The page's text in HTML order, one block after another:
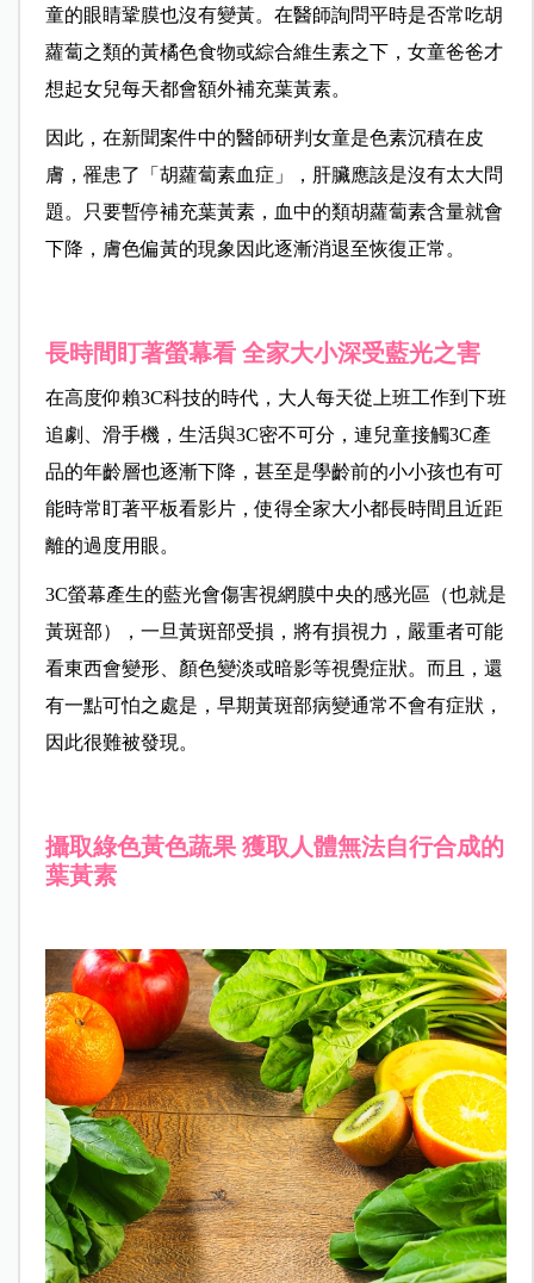
童的眼睛鞏膜也沒有變黃。在醫師詢問平時是否常吃胡
蘿蔔之類的黃橘色食物或綜合維生素之下，女童爸爸才
想起女兒每天都會額外補充葉黃素。
因此，在新聞案件中的醫師研判女童是色素沉積在皮
膚，罹患了「胡蘿蔔素血症」，肝臟應該是沒有太大問
題。只要暫停補充葉黃素，血中的類胡蘿蔔素含量就會
下降，膚色偏黃的現象因此逐漸消退至恢復正常。
長時間盯著螢幕看 全家大小深受藍光之害
在高度仰賴3C科技的時代，大人每天從上班工作到下班
追劇、滑手機，生活與3C密不可分，連兒童接觸3C產
品的年齡層也逐漸下降，甚至是學齡前的小小孩也有可
能時常盯著平板看影片，使得全家大小都長時間且近距
離的過度用眼。
3C螢幕產生的藍光會傷害視網膜中央的感光區（也就是
黃斑部），一旦黃斑部受損，將有損視力，嚴重者可能
看東西會變形、顏色變淡或暗影等視覺症狀。而且，還
有一點可怕之處是，早期黃斑部病變通常不會有症狀，
因此很難被發現。
攝取綠色黃色蔬果 獲取人體無法自行合成的
葉黃素